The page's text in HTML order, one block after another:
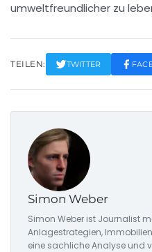
umweltfreundlicher zu
TEILEN: TWITTER
Simon Weber
Simon Weber ist Journalist
Anlagestrategien,
eine sachliche Analyse und